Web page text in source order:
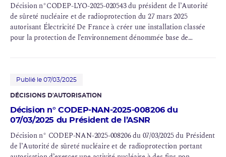
Décision n°CODEP-LYO-2025-020543 du président de l’Autorité
de sûreté nucléaire et de radioprotection du 27 mars 2025
autorisant Électricité De France à créer une installation classée
pour la protection de l’environnement dénommée base de
Publié le 07/03/2025
DÉCISIONS D'AUTORISATION
Décision n° CODEP-NAN-2025-008206 du
07/03/2025 du Président de l’ASNR
Décision n° CODEP-NAN-2025-008206 du 07/03/2025 du Président
de l’Autorité de sûreté nucléaire et de radioprotection portant